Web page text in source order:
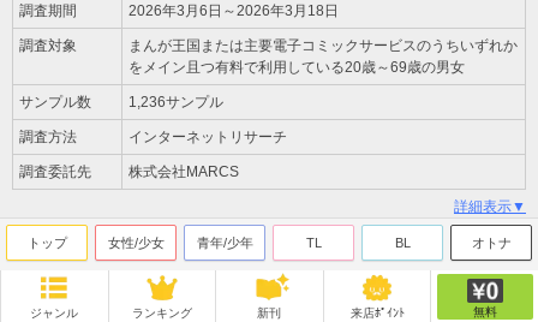
調査期間 2026年3月6日～2026年3月18日
調査対象
まんが王国または主要電子コミックサービスのうちいずれか
をメイン且つ有料で利用している20歳～69歳の男女
サンプル数 1,236サンプル
調査方法 インターネットリサーチ
調査委託先 株式会社MARCS
詳細表示▼
トップ 女性/少女 青年/少年 TL BL オトナ
ジャンル ランキング 新刊 来店ﾎﾟｲﾝﾄ 無料